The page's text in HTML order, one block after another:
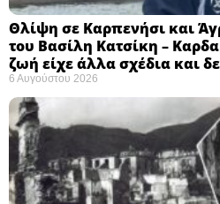
Θλίψη σε Καρπενήσι και
του Βασίλη Κατσίκη –
ζωή είχε άλλα σχέδια και
6 Αυγούστου 2026